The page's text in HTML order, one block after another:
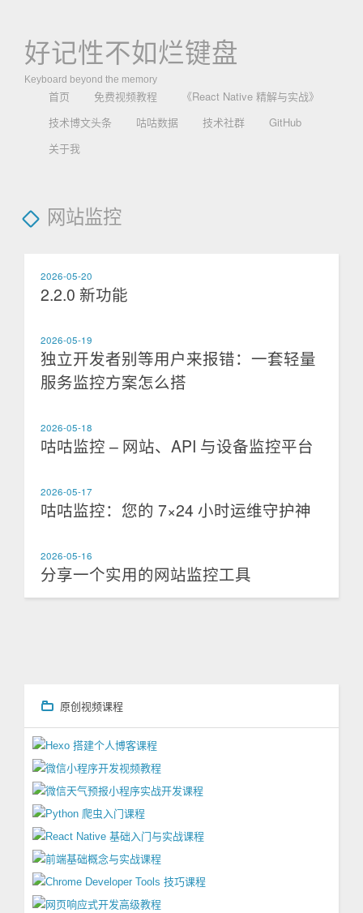
好记性不如烂键盘
Keyboard beyond the memory
首页 免费视频教程
《React Native 精解与实战》
技术博文头条
咕咕数据 技术社群
GitHub
关于我
网站监控
2026-05-20
2.2.0 新功能
2026-05-19
独立开发者别等用户来报错：一套轻量
服务监控方案怎么搭
2026-05-18
咕咕监控 – 网站、API 与设备监控平台
2026-05-17
咕咕监控：您的 7×24 小时运维守护神
2026-05-16
分享一个实用的网站监控工具
原创视频课程